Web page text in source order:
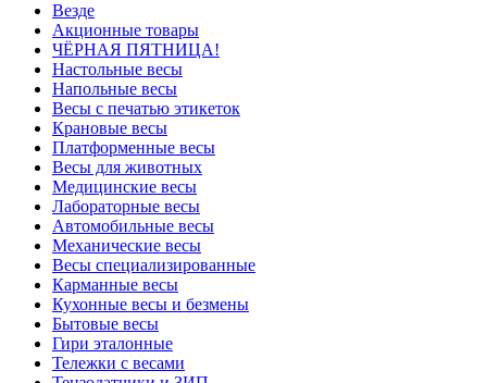
Везде
Акционные товары
ЧЁРНАЯ ПЯТНИЦА!
Настольные весы
Напольные весы
Весы с печатью этикеток
Крановые весы
Платформенные весы
Весы для животных
Медицинские весы
Лабораторные весы
Автомобильные весы
Механические весы
Весы специализированные
Карманные весы
Кухонные весы и безмены
Бытовые весы
Гири эталонные
Тележки с весами